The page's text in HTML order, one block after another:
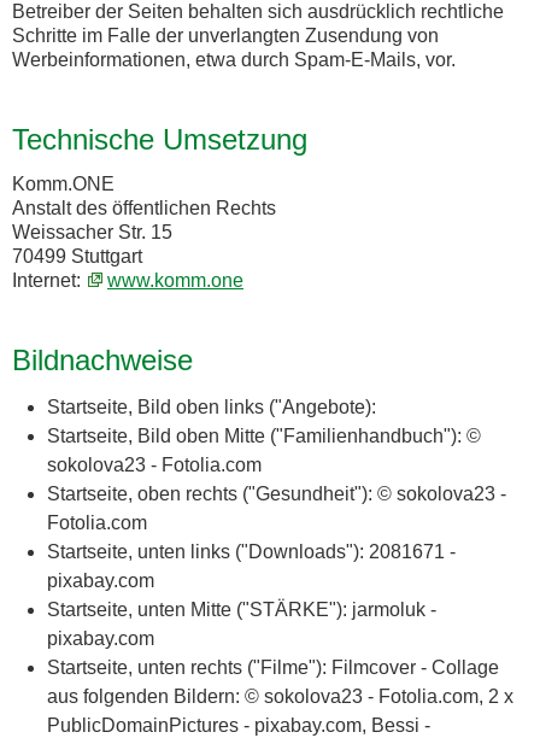
Betreiber der Seiten behalten sich ausdrücklich rechtliche
Schritte im Falle der unverlangten Zusendung von
Werbeinformationen, etwa durch Spam-E-Mails, vor.
Technische Umsetzung
Komm.ONE
Anstalt des öffentlichen Rechts
Weissacher Str. 15
70499 Stuttgart
Internet:
www.komm.one
Bildnachweise
Startseite, Bild oben links ("Angebote):
Startseite, Bild oben Mitte ("Familienhandbuch"): ©
sokolova23 - Fotolia.com
Startseite, oben rechts ("Gesundheit"): © sokolova23 -
Fotolia.com
Startseite, unten links ("Downloads"): 2081671 -
pixabay.com
Startseite, unten Mitte ("STÄRKE"): jarmoluk -
pixabay.com
Startseite, unten rechts ("Filme"): Filmcover - Collage
aus folgenden Bildern: © sokolova23 - Fotolia.com, 2 x
PublicDomainPictures - pixabay.com, Bessi -